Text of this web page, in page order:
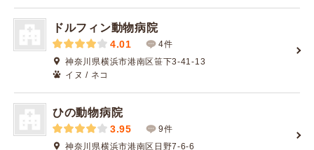
ドルフィン動物病院
4.01
4件
神奈川県横浜市港南区笹下3-41-13
イヌ / ネコ
ひの動物病院
3.95
9件
神奈川県横浜市港南区日野7-6-6